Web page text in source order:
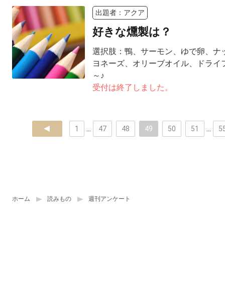
ホーム 読みもの 週刊アンケート
出題者：アクア
好きな燻製は？
選択肢：鴨、サーモン、ゆで卵、ナ
ヨネーズ、オリーブオイル、ドライ
～♪
受付は終了しました。
prev 1 47 48 49 50 51